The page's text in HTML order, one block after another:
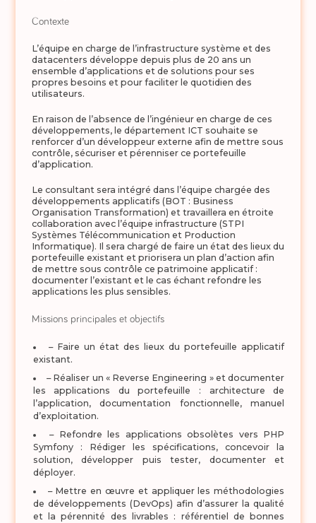
Contexte
L’équipe en charge de l’infrastructure système et des
datacenters développe depuis plus de 20 ans un
ensemble d’applications et de solutions pour ses
propres besoins et pour faciliter le quotidien des
utilisateurs.
En raison de l’absence de l’ingénieur en charge de ces
développements, le département ICT souhaite se
renforcer d’un développeur externe afin de mettre sous
contrôle, sécuriser et pérenniser ce portefeuille
d’application.
Le consultant sera intégré dans l’équipe chargée des
développements applicatifs (BOT : Business
Organisation Transformation) et travaillera en étroite
collaboration avec l’équipe infrastructure (STPI
Systèmes Télécommunication et Production
Informatique). Il sera chargé de faire un état des lieux du
portefeuille existant et priorisera un plan d’action afin
de mettre sous contrôle ce patrimoine applicatif :
documenter l’existant et le cas échant refondre les
applications les plus sensibles.
Missions principales et objectifs
– Faire un état des lieux du portefeuille applicatif
existant.
– Réaliser un « Reverse Engineering » et documenter
les applications du portefeuille : architecture de
l’application, documentation fonctionnelle, manuel
d’exploitation.
– Refondre les applications obsolètes vers PHP
Symfony : Rédiger les spécifications, concevoir la
solution, développer puis tester, documenter et
déployer.
– Mettre en œuvre et appliquer les méthodologies
de développements (DevOps) afin d’assurer la qualité
et la pérennité des livrables : référentiel de bonnes